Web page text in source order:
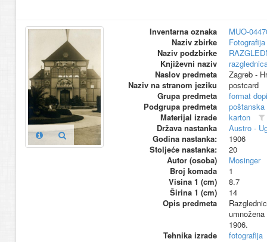
Inventarna oznaka
MUO-
Naziv zbirke
Naziv podzbirke
Književni naziv
Naslov predmeta
Zagreb -
Naziv na stranom jeziku
postcard
Grupa predmeta
format
Podgrupa predmeta
poštanska
Materijal izrade
karton
Država nastanka
Austro -
Godina nastanka:
1906
Stoljeće nastanka:
20
Autor (osoba)
Mosinger
Broj komada
1
Visina 1 (cm)
8.7
Širina 1 (cm)
14
Opis predmeta
1906.
Tehnika izrade
fotografija